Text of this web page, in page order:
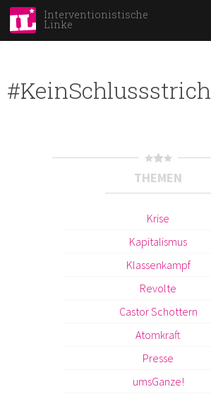
Direkt
Inhalt
Interventionistische
Linke
#KeinSchlussstrich
THEMEN
Krise
Kapitalismus
Klassenkampf
Revolte
Castor Schottern
Atomkraft
Presse
umsGanze!